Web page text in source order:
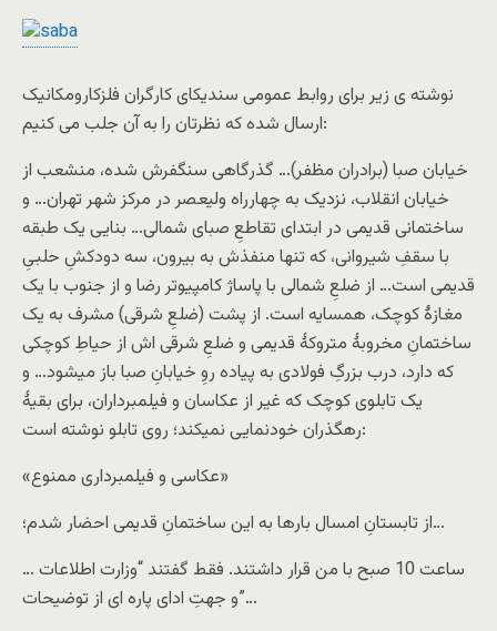
نوشته ی زیر برای روابط عمومی سندیکای کارگران فلزکارومکانیک
ارسال شده که نظرتان را به آن جلب می کنیم:
خیابان صبا (برادران مظفر)… گذرگاهی سنگفرش شده، منشعب از
خیابان انقلاب، نزدیک به چهارراه ولیعصر در مرکز شهر تهران… و
ساختمانی قدیمی در ابتدای تقاطعِ صبای شمالی… بنایی یک طبقه
با سقفِ شیروانی، که تنها منفذش به بیرون، سه دودکشِ حلبیِ
قدیمی است… از ضلعِ شمالی با پاساژ کامپیوتر رضا و از جنوب با یک
مغازۀ کوچک، همسایه است. از پشت (ضلعِ شرقی) مشرف به یک
ساختمانِ مخروبۀ متروکۀ قدیمی و ضلعِ شرقی اش از حیاطِ کوچکی
که دارد، درب بزرگِ فولادی به پیاده روِ خیابانِ صبا باز میشود… و
یک تابلوی کوچک که غیر از عکاسان و فیلمبرداران، برای بقیۀ
رهگذران خودنمایی نمیکند؛ روی تابلو نوشته است:
«عکاسی و فیلمبرداری ممنوع»
از تابستانِ امسال بارها به این ساختمانِ قدیمی احضار شدم؛…
ساعت 10 صبح با من قرار داشتند. فقط گفتند “وزارت اطلاعات …
و جهتِ ادای پاره ای از توضیحات”…